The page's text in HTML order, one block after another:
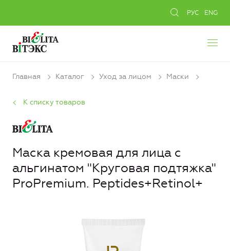
РУС ENG
Главная Каталог Уход за лицом Маски
К списку товаров
Маска кремовая для лица с
альгинатом "Круговая подтяжка"
ProPremium. Peptides+Retinol+